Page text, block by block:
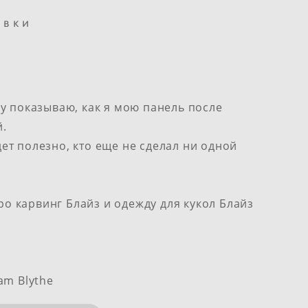
показываю, как я мою панель после
полезно, кто еще не сделал ни одной
карвинг Блайз и одежду для кукол Блайз
Blythe